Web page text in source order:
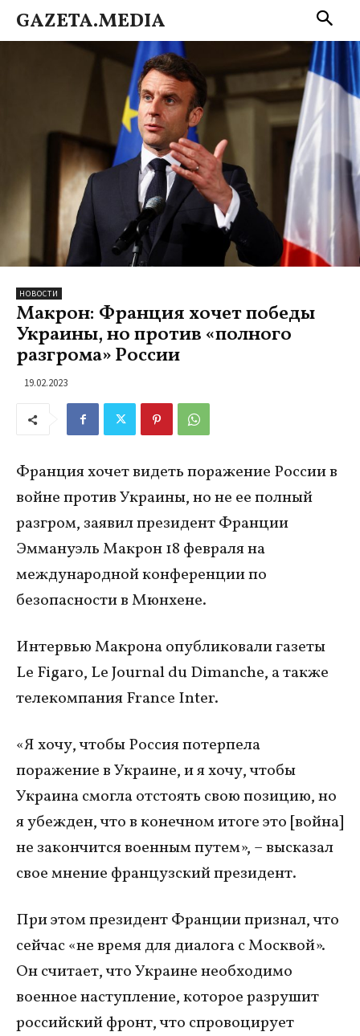
GAZETA.MEDIA
НОВОСТИ
Макрон: Франция хочет победы
Украины, но против «полного
разгрома» России
19.02.2023
Франция хочет видеть поражение России в
войне против Украины, но не ее полный
разгром, заявил президент Франции
Эммануэль Макрон 18 февраля на
международной конференции по
безопасности в Мюнхене.
Интервью Макрона опубликовали газеты
Le Figaro, Le Journal du Dimanche, а также
телекомпания France Inter.
«Я хочу, чтобы Россия потерпела
поражение в Украине, и я хочу, чтобы
Украина смогла отстоять свою позицию, но
я убежден, что в конечном итоге это [война]
не закончится военным путем», – высказал
свое мнение французский президент.
При этом президент Франции признал, что
сейчас «не время для диалога с Москвой».
Он считает, что Украине необходимо
военное наступление, которое разрушит
российский фронт, что спровоцирует